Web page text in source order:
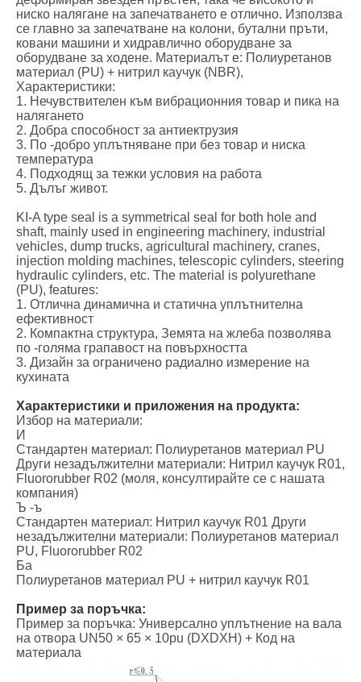
ниско налягане на запечатването е отлично. Използва
се главно за запечатване на колони, бутални пръти,
ковани машини и хидравлично оборудване за
оборудване за ходене. Материалът е: Полиуретанов
материал (PU) + нитрил каучук (NBR),
Характеристики:
1. Нечувствителен към вибрационния товар и пика на
налягането
2. Добра способност за антиектрузия
3. По -добро уплътняване при без товар и ниска
температура
4. Подходящ за тежки условия на работа
5. Дълъг живот.
KI-A type seal is a symmetrical seal for both hole and
shaft, mainly used in engineering machinery, industrial
vehicles, dump trucks, agricultural machinery, cranes,
injection molding machines, telescopic cylinders, steering
hydraulic cylinders, etc. The material is polyurethane
(PU), features:
1. Отлична динамична и статична уплътнителна
ефективност
2. Компактна структура, Земята на жлеба позволява
по -голяма грапавост на повърхността
3. Дизайн за ограничено радиално измерение на
кухината
Характеристики и приложения на продукта:
Избор на материали:
И
Стандартен материал: Полиуретанов материал PU
Други незадължителни материали: Нитрил каучук R01,
Fluororubber R02 (моля, консултирайте се с нашата
компания)
Ъ -ъ
Стандартен материал: Нитрил каучук R01 Други
незадължителни материали: Полиуретанов материал
PU, Fluororubber R02
Ба
Полиуретанов материал PU + нитрил каучук R01
Пример за поръчка:
Пример за поръчка: Универсално уплътнение на вала
на отвора UN50 × 65 × 10pu (DXDXH) + Код на
материала